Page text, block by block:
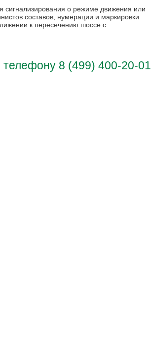
сигнализирования о режиме движения или
составов, нумерации и маркировки
к пересечению шоссе с
8 (499) 400-20-01